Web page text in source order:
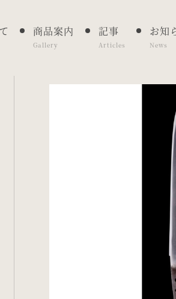
商品案内
Gallery
記事
Articles
お知
News